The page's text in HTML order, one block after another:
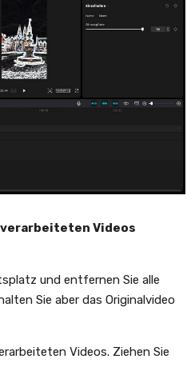
verarbeiteten Videos
und entfernen Sie alle
Sie aber das Originalvideo
Videos. Ziehen Sie